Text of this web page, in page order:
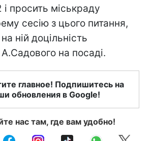
просить міськраду
сесію з цього питання,
ній доцільність
на посаді.
главное! Подпишитесь на
обновления в Google!
нас там, где вам удобно!